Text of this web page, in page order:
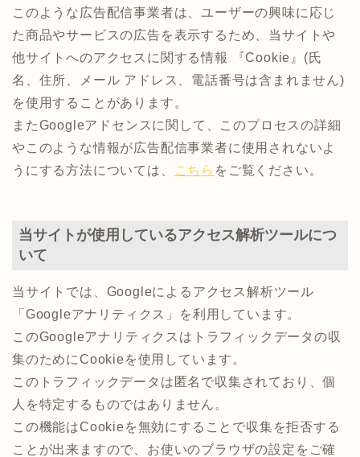
このような広告配信事業者は、ユーザーの興味に応じ
た商品やサービスの広告を表示するため、当サイトや
他サイトへのアクセスに関する情報 『Cookie』(氏
名、住所、メール アドレス、電話番号は含まれません)
を使用することがあります。
またGoogleアドセンスに関して、このプロセスの詳細
やこのような情報が広告配信事業者に使用されないよ
うにする方法については、
こちら をご覧ください。
当サイトが使用しているアクセス解析ツールにつ
いて
当サイトでは、Googleによるアクセス解析ツール
「Googleアナリティクス」を利用しています。
このGoogleアナリティクスはトラフィックデータの収
集のためにCookieを使用しています。
このトラフィックデータは匿名で収集されており、個
人を特定するものではありません。
この機能はCookieを無効にすることで収集を拒否する
ことが出来ますので、お使いのブラウザの設定をご確